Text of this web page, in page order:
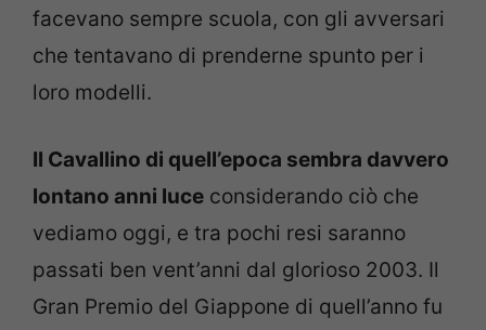
facevano sempre scuola, con gli avversari
che tentavano di prenderne spunto per i
loro modelli.
Il Cavallino di quell’epoca sembra davvero
lontano anni luce considerando ciò che
vediamo oggi, e tra pochi resi saranno
passati ben vent’anni dal glorioso 2003. Il
Gran Premio del Giappone di quell’anno fu